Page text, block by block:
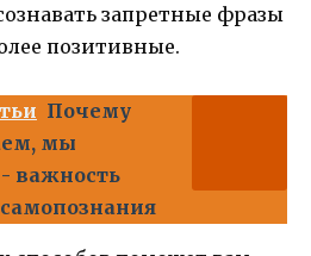
запретные фразы
позитивные.
Почему
мы
важность